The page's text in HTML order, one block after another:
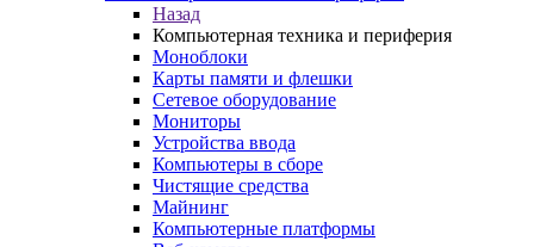
Назад
Компьютерная техника и периферия
Моноблоки
Карты памяти и флешки
Сетевое оборудование
Мониторы
Устройства ввода
Компьютеры в сборе
Чистящие средства
Майнинг
Компьютерные платформы